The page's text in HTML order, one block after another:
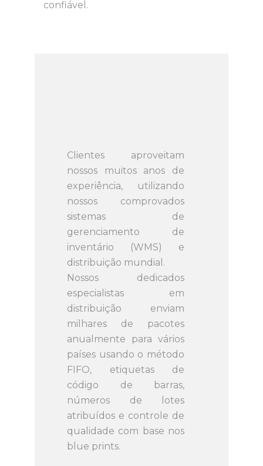
confiável.
Clientes aproveitam
nossos muitos anos de
experiência, utilizando
nossos comprovados
sistemas de
gerenciamento de
inventário (WMS) e
distribuição mundial.
Nossos dedicados
especialistas em
distribuição enviam
milhares de pacotes
anualmente para vários
países usando o método
FIFO, etiquetas de
código de barras,
números de lotes
atribuídos e controle de
qualidade com base nos
blue prints.